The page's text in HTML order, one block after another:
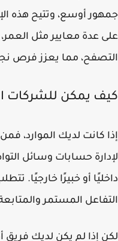
أوسع، وتتيح هذه
عدة معايير مثل العمر،
مما يعزز فرص نجاح
يمكن للشركات
كانت لديك الموارد،
حسابات وسائل
أو خبيرًا خارجيًا.
المستمر والمتابعة
إذا لم يكن لديك فريق أو